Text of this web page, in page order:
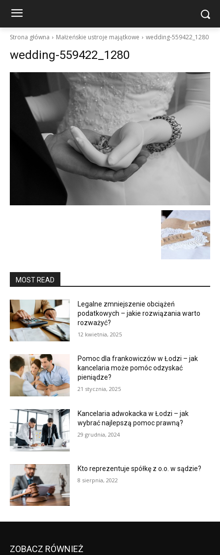
Strona główna Małżeńskie ustroje majątkowe wedding-559422_1280
wedding-559422_1280
MOST READ
Legalne zmniejszenie obciążeń
podatkowych – jakie rozwiązania warto
rozważyć?
12 kwietnia, 2025
Pomoc dla frankowiczów w Łodzi – jak
kancelaria może pomóc odzyskać
pieniądze?
21 stycznia, 2025
Kancelaria adwokacka w Łodzi – jak
wybrać najlepszą pomoc prawną?
29 grudnia, 2024
Kto reprezentuje spółkę z o.o. w sądzie?
8 sierpnia, 2022
ZOBACZ RÓWNIEŻ